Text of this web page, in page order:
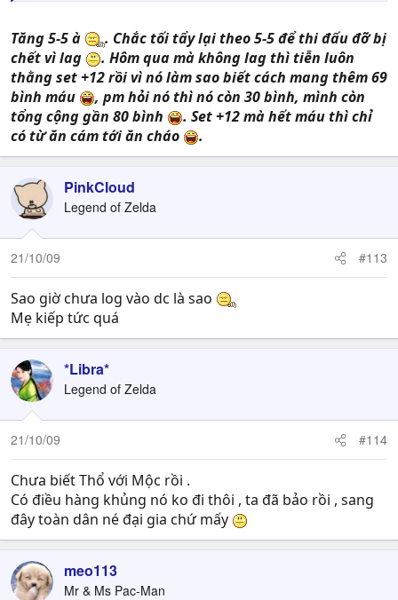
Tăng 5-5 à
. Chắc tối tẩy lại theo 5-5 để thi đấu đỡ bị
chết vì lag
. Hôm qua mà không lag thì tiễn luôn
thằng set +12 rồi vì nó làm sao biết cách mang thêm 69
bình máu
, pm hỏi nó thì nó còn 30 bình, mình còn
tổng cộng gần 80 bình
. Set +12 mà hết máu thì chỉ
có từ ăn cám tới ăn cháo
.
PinkCloud
Legend of Zelda
21/10/09 #113
Sao giờ chưa log vào dc là sao
Mẹ kiếp tức quá
*Libra*
Legend of Zelda
21/10/09 #114
Chưa biết Thổ với Mộc rồi .
Có điều hàng khủng nó ko đi thôi , ta đã bảo rồi , sang
đây toàn dân né đại gia chứ mấy
meo113
Mr & Ms Pac-Man